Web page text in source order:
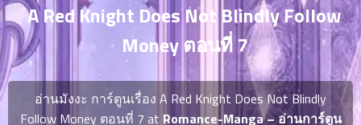
จีน
ญี่ปุ่น
A Red Knight Does Not Blindly Follow
Money ตอนที่ 7
อ่านมังงะ การ์ตูนเรื่อง A Red Knight Does Not Blindly
Follow Money ตอนที่ 7 at Romance-Manga – อ่านการ์ตูน
4
ตอน
ที่
ม
5
ตอน